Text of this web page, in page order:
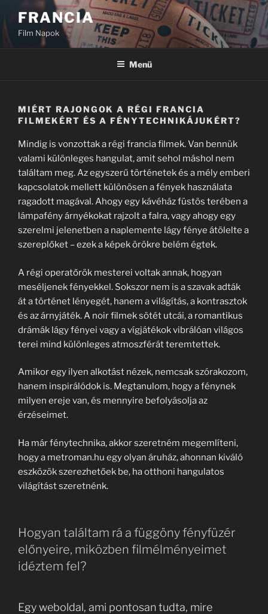
Tartalomhoz
FRANCIA
Film Napok
Menü
MIÉRT RAJONGOK A RÉGI FRANCIA
FILMEKÉRT ÉS A FÉNYTECHNIKÁJUKÉRT?
Mindig is vonzottak a régi francia filmek. Van bennük
valami különleges hangulat, amit sehol máshol nem
találtam meg. Az egyszerű történetek és a mély emberi
kapcsolatok mellett különösen a fények használata
ragadott magával. Ahogy egy kávéház füstös terében a
lámpafény árnyékokat rajzolt a falra, vagy ahogy egy
szerelmi jelenetben a naplemente lágy fénye átölelte a
szereplőket – ezek a képek örökre belém égtek.
A régi operatőrök mesterei voltak annak, hogyan
meséljenek fényekkel. Sokszor nem is a szavak adták
át a történet lényegét, hanem a világítás, a kontrasztok
és az árnyjáték. A noir filmek sötét utcái, a romantikus
drámák lágy fényei vagy a vígjátékok vibrálóan világos
terei mind különleges atmoszférát teremtettek.
Amikor egy ilyen alkotást nézek, nemcsak szórakozom,
hanem inspirálódok is. Megtanulom, hogy a fénynek
milyen ereje van, és mennyire befolyásolja az
érzéseimet.
Ha már fénytechnika, akkor szeretném megemlíteni,
hogy a metroman.hu egy olyan áruház, ahonnan kiváló
eszközök szerezhetőek be, ha otthoni hangulatos
világítást szeretnénk.
Hogyan találtam rá a függöny fényfüzér
előnyeire, miközben filmélményeimet
idéztem fel?
Egy weboldal, ami pontosan tudta, mire